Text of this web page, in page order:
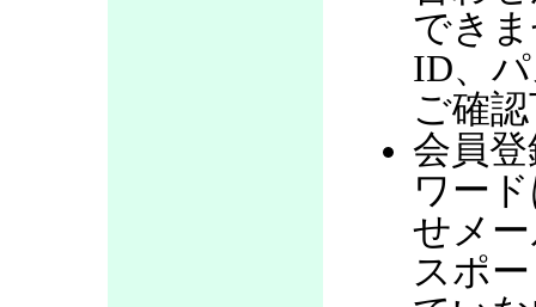
でき
ID、
ご確
会員
ワー
せメ
スポ